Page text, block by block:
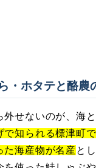
・ホタテと酪農
外せないのが、海
で知られる標津町
た海産物が名産と